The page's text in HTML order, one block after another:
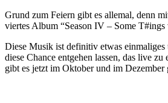
Grund zum Feiern gibt es allemal, denn
viertes Album “Season IV – Some T#ings
Diese Musik ist definitiv etwas einmaliges
diese Chance entgehen lassen, das live zu
gibt es jetzt im Oktober und im Dezember